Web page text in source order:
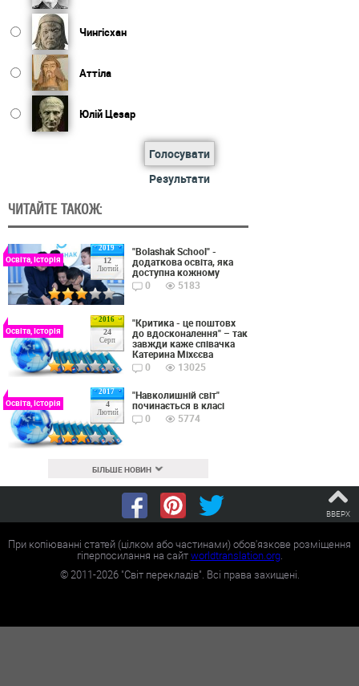
Чингісхан
Аттіла
Юлій Цезар
Голосувати
Результати
ЧИТАЙТЕ ТАКОЖ:
2019
12
Лютий
Освіта, Історія
"Bolashak School" -
додаткова освіта, яка
доступна кожному
0
5183
2016
24
Серп
Освіта, Історія
"Критика - це поштовх
до вдосконалення" – так
завжди каже співачка
Катерина Міхєєва
0
13025
2017
4
Лютий
Освіта, Історія
"Навколишній світ"
починається в класі
0
5774
БІЛЬШЕ НОВИН
ВВЕРХ
При копіюванні статей (цілком або частинами) обов'язкове розміщення
гіперпосилання на сайтworldtranslation.org.
©2011-2026"Світ перекладів". Всі права захищені.